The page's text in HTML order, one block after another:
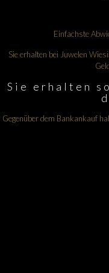
Einfachste
Sie erhalten bei Juwelen
Sie erhalten
Gegenüber dem Bankankauf